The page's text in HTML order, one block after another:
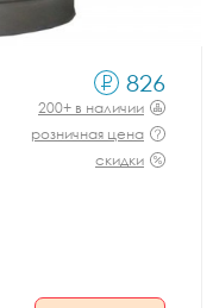
826
200+ в наличии
розничная цена
скидки